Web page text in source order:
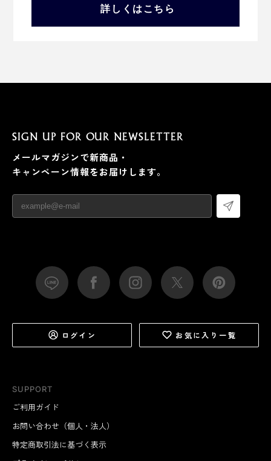
詳しくはこちら
SUPPORT
ご利用ガイド
お問い合わせ（個人・法人）
特定商取引法に基づく表示
SIGN UP FOR OUR NEWSLETTER
メールマガジンで新商品・
キャンペーン情報をお届けします。
ログイン お気に入り一覧